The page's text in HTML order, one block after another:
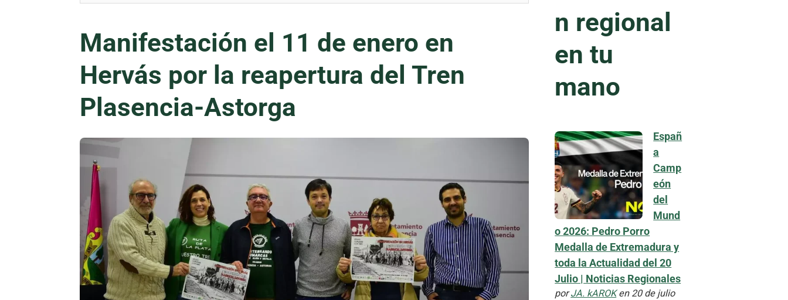
Manifestación el 11 de enero en
Hervás por la reapertura del Tren
Plasencia-Astorga
n regional
en tu
mano
Españ
a
Camp
eón
del
Mund
o 2026: Pedro Porro
Medalla de Extremadura y
toda la Actualidad del 20
Julio | Noticias Regionales
porJA. kAROKen 20 de julio